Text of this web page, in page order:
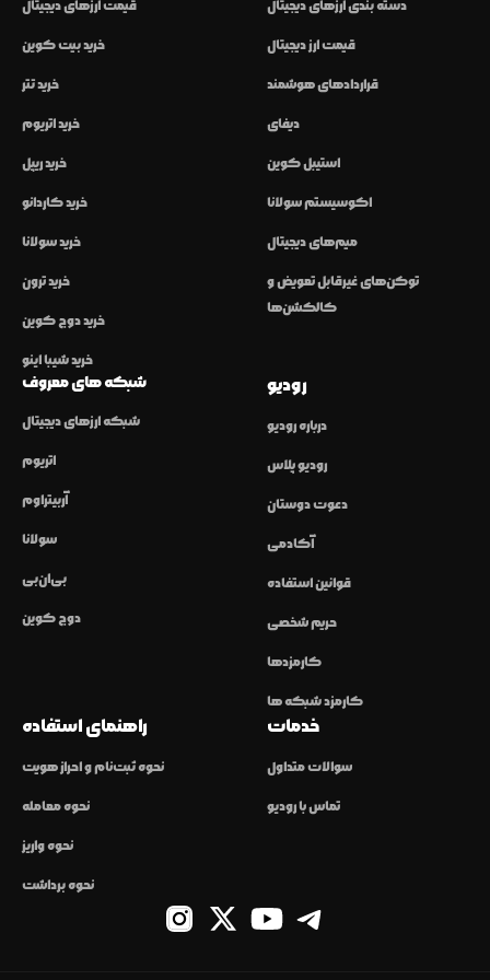
قیمت ارزهای دیجیتال
خرید بیت کوین
خرید تتر
خرید اتریوم
خرید ریپل
خرید کاردانو
خرید سولانا
خرید ترون
خرید دوج کوین
خرید شیبا اینو
دسته بندی ارزهای دیجیتال
قیمت ارز دیجیتال
قراردادهای هوشمند
دیفای
استیبل کوین
اکوسیستم سولانا
میم‌های دیجیتال
توکن‌های غیرقابل تعویض و
کالکشن‌ها
شبکه های معروف
شبکه ارزهای دیجیتال
اتریوم
آربیتراوم
سولانا
بی‌ان‌بی
دوج کوین
رودیو
درباره رودیو
رودیو پلاس
دعوت دوستان
آکادمی
قوانین استفاده
حریم شخصی
کارمزدها
کارمزد شبکه ها
راهنمای استفاده
نحوه ثبت‌نام و احراز هویت
نحوه معامله
نحوه واریز
نحوه برداشت
خدمات
سوالات متداول
تماس با رودیو